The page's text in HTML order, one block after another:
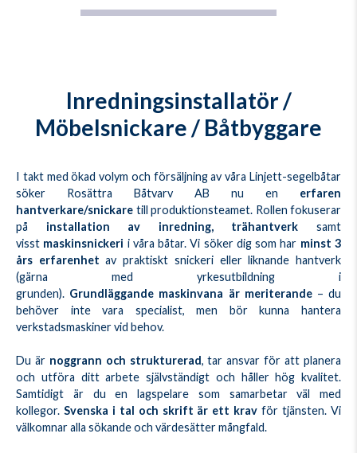
Inredningsinstallatör /
Möbelsnickare / Båtbyggare
I takt med ökad volym och försäljning av våra Linjett-segelbåtar
söker Rosättra Båtvarv AB nu en erfaren
hantverkare/snickare till produktionsteamet. Rollen fokuserar
på installation av inredning, trähantverksamt
visst maskinsnickeri i våra båtar. Vi söker dig som har minst 3
års erfarenhet av praktiskt snickeri eller liknande hantverk
(gärna med yrkesutbildning i
grunden). Grundläggande maskinvana är meriterande– du
behöver inte vara specialist, men bör kunna hantera
verkstadsmaskiner vid behov.
Du är noggrann och strukturerad, tar ansvar för att planera
och utföra ditt arbete självständigt och håller hög kvalitet.
Samtidigt är du en lagspelare som samarbetar väl med
kollegor. Svenska i tal och skrift är ett krav för tjänsten. Vi
välkomnar alla sökande och värdesätter mångfald.